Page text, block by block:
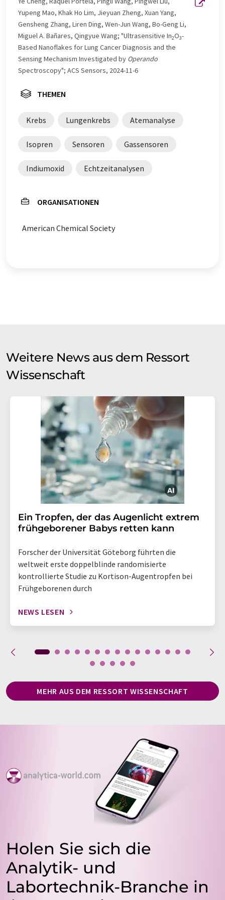
automatischer Übersetzung übersetzt wurde, ist es
möglich, dass er Fehler im Vokabular, in der Syntax oder
in der Grammatik enthält. Den ursprünglichen Artikel in
Englisch finden Sie hier
Yupeng Mao, Khak Ho Lim, Jieyuan Zheng, Xuan Yang,
Gensheng Zhang, Liren Ding, Wen-Jun Wang, Bo-Geng Li,
Miguel A. Bañares, Qingyue Wang; "Ultrasensitive In2O3-
Based Nanoflakes for Lung Cancer Diagnosis and the
Sensing Mechanism Investigated by Operando
Spectroscopy"; ACS Sensors, 2024-11-6
THEMEN
Krebs Lungenkrebs Atemanalyse
Isopren Sensoren Gassensoren
Indiumoxid Echtzeitanalysen
ORGANISATIONEN
American Chemical Society
Weitere News aus dem Ressort
Wissenschaft
Ein Tropfen, der das Augenlicht extrem
frühgeborener Babys retten kann
Forscher der Universität Göteborg führten die
weltweit erste doppelblinde randomisierte
kontrollierte Studie zu Kortison-Augentropfen bei
Frühgeborenen durch
NEWS LESEN
MEHR AUS DEM RESSORT WISSENSCHAFT
Holen Sie sich die
Analytik- und
Labortechnik-Branche in